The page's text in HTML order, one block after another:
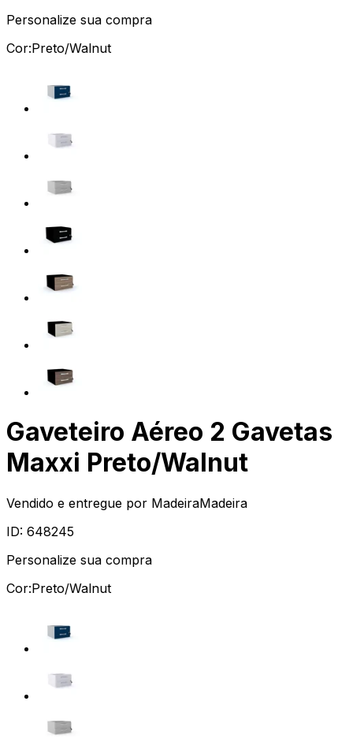
Personalize sua compra
Cor:Preto/Walnut
Gaveteiro Aéreo 2 Gavetas
Maxxi Preto/Walnut
Vendido e entregue por MadeiraMadeira
ID: 648245
Personalize sua compra
Cor:Preto/Walnut